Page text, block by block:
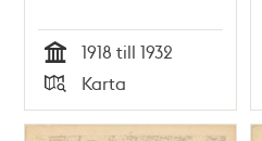
Tid
1918 till 1932
Typ
Karta